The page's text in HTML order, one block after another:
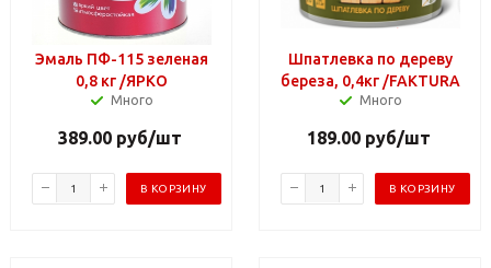
Эмаль ПФ-115 зеленая
0,8 кг /ЯРКО
Много
389.00руб/шт
В КОРЗИНУ
Шпатлевка по дереву
береза, 0,4кг /FAKTURA
Много
189.00руб/шт
В КОРЗИНУ